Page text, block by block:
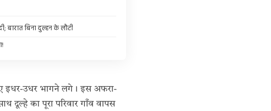
बिना दुल्हन के लौटी
इधर-उधर भागने लगे। इस अफरा-
दूल्हे का पूरा परिवार गाँव वापस